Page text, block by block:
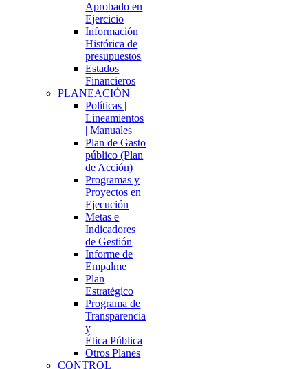
Aprobado en
Ejercicio
Información
Histórica de
presupuestos
Estados
Financieros
PLANEACIÓN
Políticas |
Lineamientos
| Manuales
Plan de Gasto
público (Plan
de Acción)
Programas y
Proyectos en
Ejecución
Metas e
Indicadores
de Gestión
Informe de
Empalme
Plan
Estratégico
Programa de
Transparencia
y
Ética Pública
Otros Planes
CONTROL